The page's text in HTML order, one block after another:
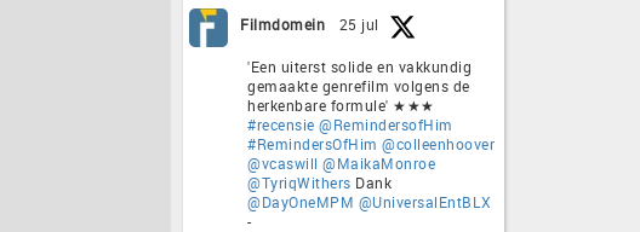
Filmdomein 25 jul
'Een uiterst solide en vakkundig
gemaakte genrefilm volgens de
herkenbare formule' ★★★
#recensie @RemindersofHim
#RemindersOfHim @colleenhoover
@vcaswill @MaikaMonroe
@TyriqWithers Dank
@DayOneMPM @UniversalEntBLX
-